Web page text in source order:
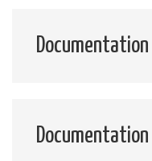
Documentation
Documentation